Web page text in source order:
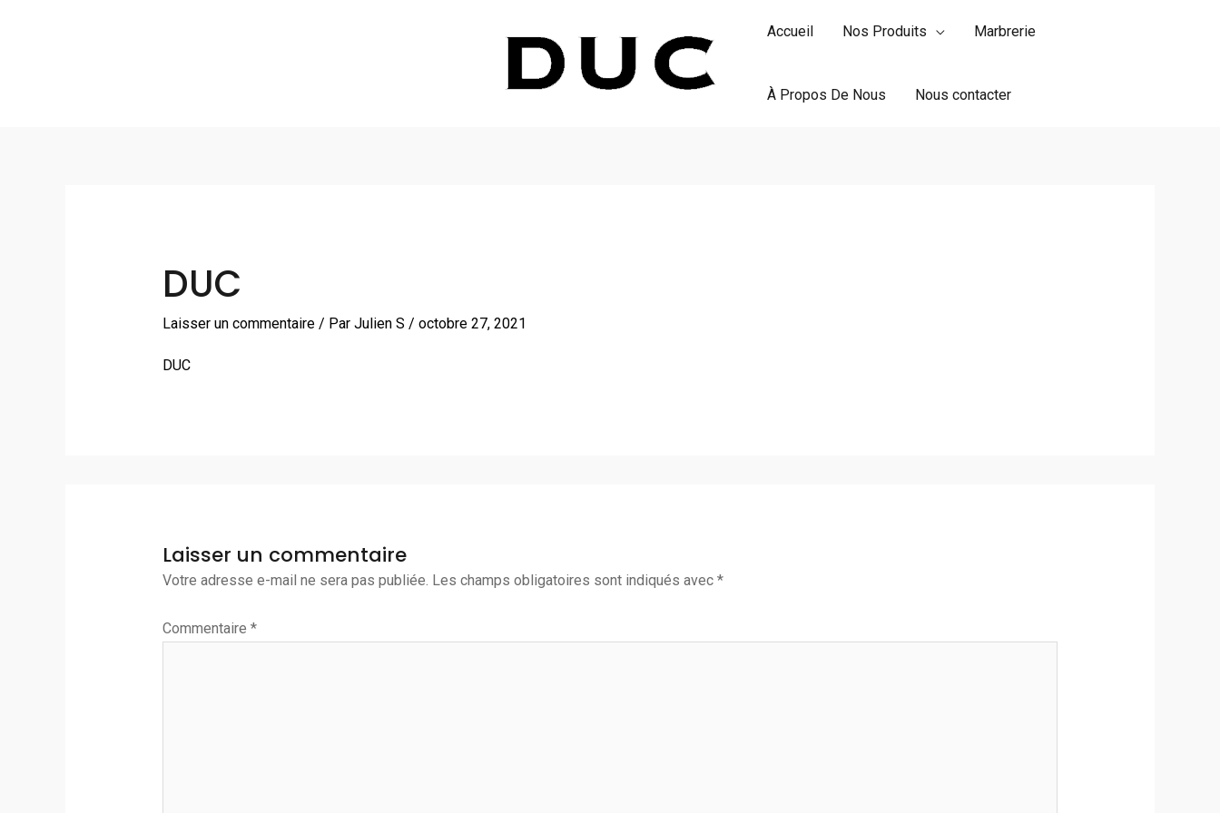
Accueil Nos Produits Marbrerie
À Propos De Nous Nous contacter
DUC
Laisser un commentaire / Par Julien S / octobre 27, 2021
DUC
Laisser un commentaire
Votre adresse e-mail ne sera pas publiée. Les champs obligatoires sont indiqués avec *
Commentaire *